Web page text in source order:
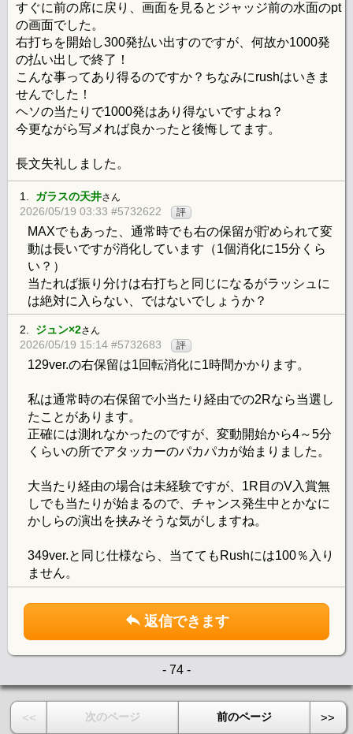
すぐに前の席に戻り、画面を見るとジャッジ前の水面のpt
の画面でした。
右打ちを開始し300発払い出すのですが、何故か1000発
の払い出しで終了！
こんな事ってあり得るのですか？ちなみにrushはいきま
せんでした！
ヘソの当たりで1000発はあり得ないですよね？
今更ながら写メれば良かったと後悔してます。
長文失礼しました。
1. ガラスの天井さん
2026/05/19 03:33 #5732622 評
MAXでもあった、通常時でも右の保留が貯められて変
動は長いですが消化しています（1個消化に15分くら
い？）
当たれば振り分けは右打ちと同じになるがラッシュに
は絶対に入らない、ではないでしょうか？
2. ジュン×2さん
2026/05/19 15:14 #5732683 評
129ver.の右保留は1回転消化に1時間かかります。
私は通常時の右保留で小当たり経由での2Rなら当選し
たことがあります。
正確には測れなかったのですが、変動開始から4～5分
くらいの所でアタッカーのパカパカが始まりました。
大当たり経由の場合は未経験ですが、1R目のV入賞無
しでも当たりが始まるので、チャンス発生中とかなに
かしらの演出を挟みそうな気がしますね。
349ver.と同じ仕様なら、当ててもRushには100％入り
ません。
返信できます
- 74 -
<< 次のページ 前のページ >>